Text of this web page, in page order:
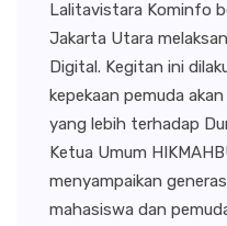
Lalitavistara Kominfo
Jakarta Utara
Digital. Kegitan ini
kepekaan pemuda
yang lebih terhadap
Ketua Umum
menyampaikan
mahasiswa dan